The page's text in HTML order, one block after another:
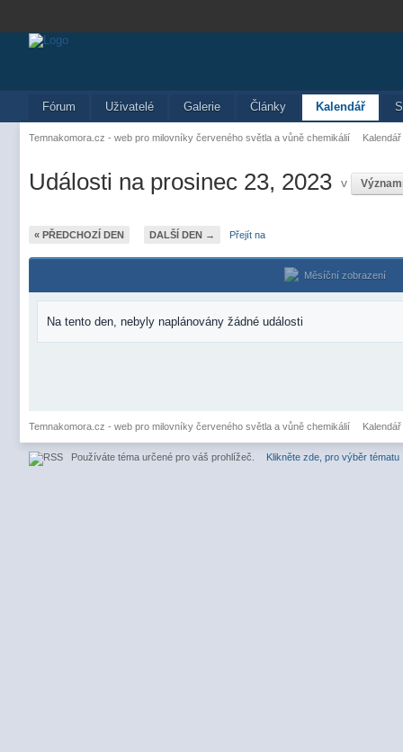
Fórum Uživatelé Galerie Články Kalendář
Temnakomora.cz - web pro milovníky červeného světla a vůně chemikálií Kalendář
Události na prosinec 23, 2023 v
« PŘEDCHOZÍ DEN DALŠÍ DEN → Přejít na
Měsíční zobrazení
Na tento den, nebyly naplánovány žádné události
Temnakomora.cz - web pro milovníky červeného světla a vůně chemikálií Kalendář
Používáte téma určené pro váš prohlížeč. Klikněte zde, pro výběr tématu